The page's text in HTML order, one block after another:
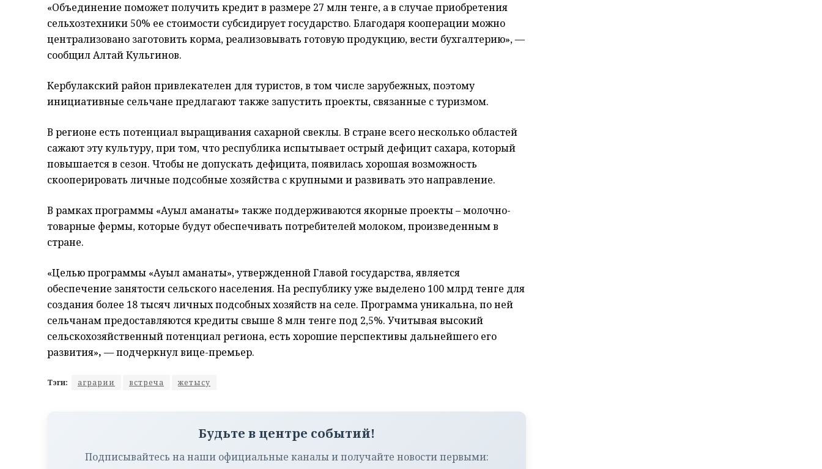
«Объединение поможет получить кредит в размере 27 млн тенге, а в случае приобретения
сельхозтехники 50% ее стоимости субсидирует государство. Благодаря кооперации можно
централизовано заготовить корма, реализовывать готовую продукцию, вести бухгалтерию», —
сообщил Алтай Кульгинов.
Кербулакский район привлекателен для туристов, в том числе зарубежных, поэтому
инициативные сельчане предлагают также запустить проекты, связанные с туризмом.
В регионе есть потенциал выращивания сахарной свеклы. В стране всего несколько областей
сажают эту культуру, при том, что республика испытывает острый дефицит сахара, который
повышается в сезон. Чтобы не допускать дефицита, появилась хорошая возможность
скооперировать личные подсобные хозяйства с крупными и развивать это направление.
В рамках программы «Ауыл аманаты» также поддерживаются якорные проекты – молочно-
товарные фермы, которые будут обеспечивать потребителей молоком, произведенным в
стране.
«Целью программы «Ауыл аманаты», утвержденной Главой государства, является
обеспечение занятости сельского населения. На республику уже выделено 100 млрд тенге для
создания более 18 тысяч личных подсобных хозяйств на селе. Программа уникальна, по ней
сельчанам предоставляются кредиты свыше 8 млн тенге под 2,5%. Учитывая высокий
сельскохозяйственный потенциал региона, есть хорошие перспективы дальнейшего его
развития», — подчеркнул вице-премьер.
Тэги: аграрии встреча жетысу
Будьте в центре событий!
Подписывайтесь на наши официальные каналы и получайте новости первыми: